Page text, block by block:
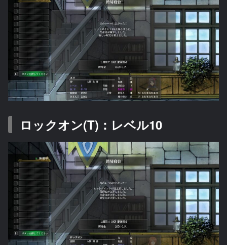
ロックオン(T)：レベル10